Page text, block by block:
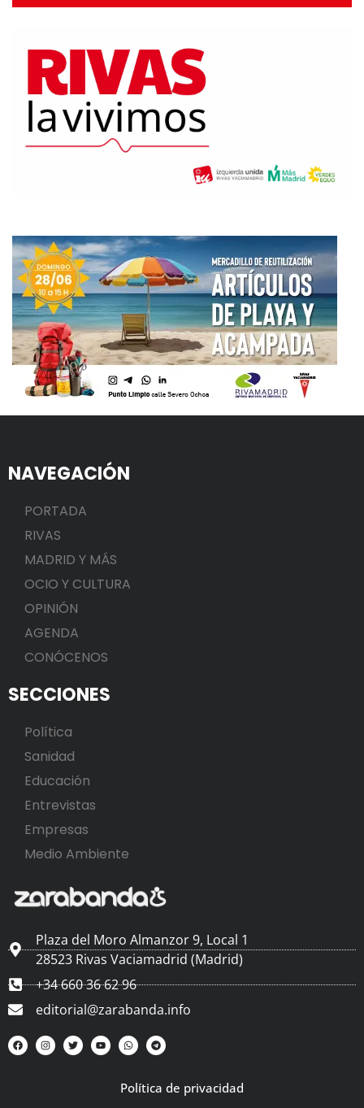
NAVEGACIÓN
PORTADA
RIVAS
MADRID Y MÁS
OCIO Y CULTURA
OPINIÓN
AGENDA
CONÓCENOS
SECCIONES
Política
Sanidad
Educación
Entrevistas
Empresas
Medio Ambiente
Plaza del Moro Almanzor 9, Local 1
28523 Rivas Vaciamadrid (Madrid)
+34 660 36 62 96
editorial@zarabanda.info
Política de privacidad